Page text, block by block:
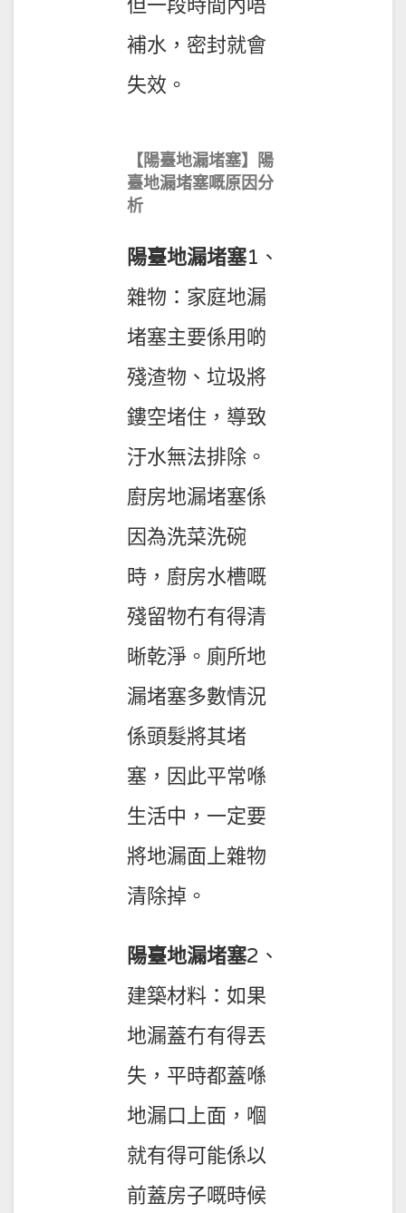
但一段時間內唔
補水，密封就會
失效。
【陽臺地漏堵塞】陽
臺地漏堵塞嘅原因分
析
陽臺地漏堵塞1、
雜物：家庭地漏
堵塞主要係用啲
殘渣物、垃圾將
鏤空堵住，導致
汙水無法排除。
廚房地漏堵塞係
因為洗菜洗碗
時，廚房水槽嘅
殘留物冇有得清
晰乾淨。廁所地
漏堵塞多數情況
係頭髮將其堵
塞，因此平常喺
生活中，一定要
將地漏面上雜物
清除掉。
陽臺地漏堵塞2、
建築材料：如果
地漏蓋冇有得丟
失，平時都蓋喺
地漏口上面，嗰
就有得可能係以
前蓋房子嘅時候